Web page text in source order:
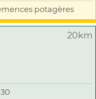
potagères
20km